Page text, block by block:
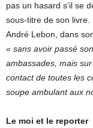
pas un hasard s’il se
sous-titre de son livre.
André Lebon, dans
« sans avoir passé
ambassades, mais
contact de toutes les
soupe ambulant aux
Le moi et le reporter